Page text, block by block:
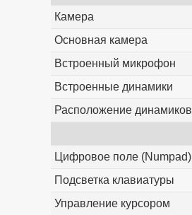
Камера
Основная камера
Встроенный микрофон
Встроенные динамики
Расположение динамиков
Цифровое поле (Numpad)
Подсветка клавиатуры
Управление курсором